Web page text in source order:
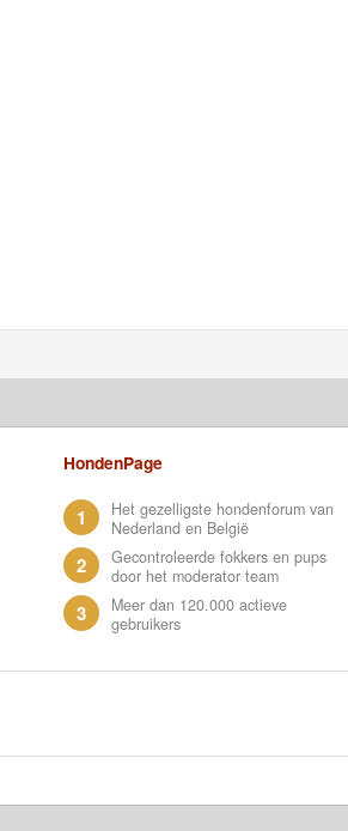
HondenPage
1
Het gezelligste hondenforum van
Nederland en België
2
Gecontroleerde fokkers en pups
door het moderator team
3
Meer dan 120.000 actieve
gebruikers